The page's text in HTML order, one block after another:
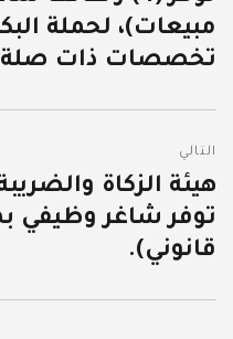
مبيعات)، لحملة
تخصصات ذات
التالي
المقالة
التالية:
هيئة الزكاة
توفر شاغر
قانوني).